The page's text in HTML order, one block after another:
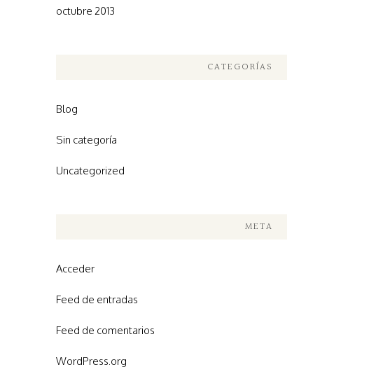
octubre 2013
CATEGORÍAS
Blog
Sin categoría
Uncategorized
META
Acceder
Feed de entradas
Feed de comentarios
WordPress.org